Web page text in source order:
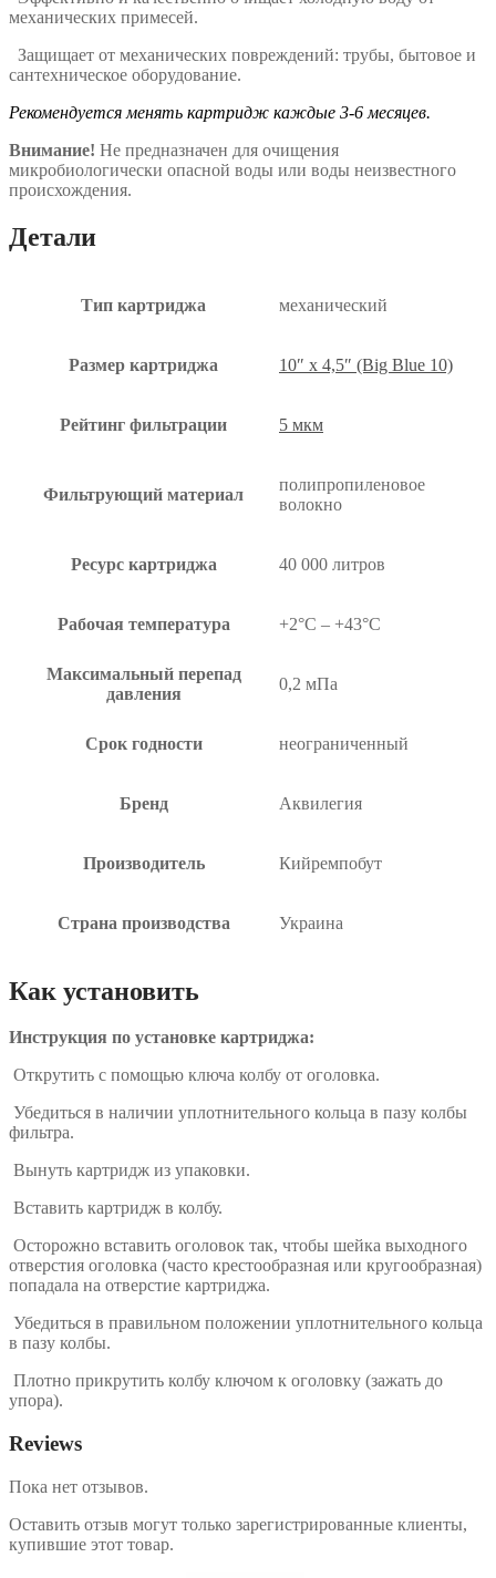
механических примесей.
Защищает от механических повреждений: трубы, бытовое и
сантехническое оборудование.
Рекомендуется менять картридж каждые 3-6 месяцев.
Внимание! Не предназначен для очищения
микробиологически опасной воды или воды неизвестного
происхождения.
Детали
Тип картриджа механический
Размер картриджа 10″ x 4,5″ (Big Blue 10)
Рейтинг фильтрации 5 мкм
Фильтрующий материал
полипропиленовое
волокно
Ресурс картриджа 40 000 литров
Рабочая температура +2°C – +43°C
Максимальный перепад
давления
0,2 мПа
Срок годности неограниченный
Бренд Аквилегия
Производитель Кийремпобут
Страна производства Украина
Как установить
Инструкция по установке картриджа:
Открутить с помощью ключа колбу от оголовка.
Убедиться в наличии уплотнительного кольца в пазу колбы
фильтра.
Вынуть картридж из упаковки.
Вставить картридж в колбу.
Осторожно вставить оголовок так, чтобы шейка выходного
отверстия оголовка (часто крестообразная или кругообразная)
попадала на отверстие картриджа.
Убедиться в правильном положении уплотнительного кольца
в пазу колбы.
Плотно прикрутить колбу ключом к оголовку (зажать до
упора).
Reviews
Пока нет отзывов.
Оставить отзыв могут только зарегистрированные клиенты,
купившие этот товар.